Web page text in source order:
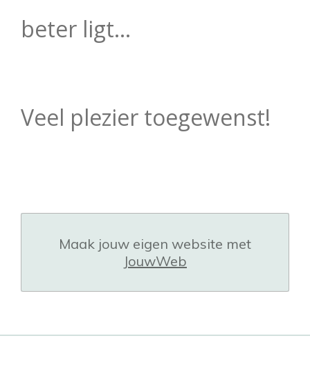
beter ligt...
Veel plezier toegewenst!
Maak jouw eigen website met
JouwWeb